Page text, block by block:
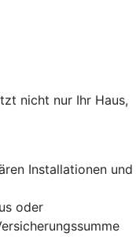
nicht nur Ihr Haus,
Installationen und
oder